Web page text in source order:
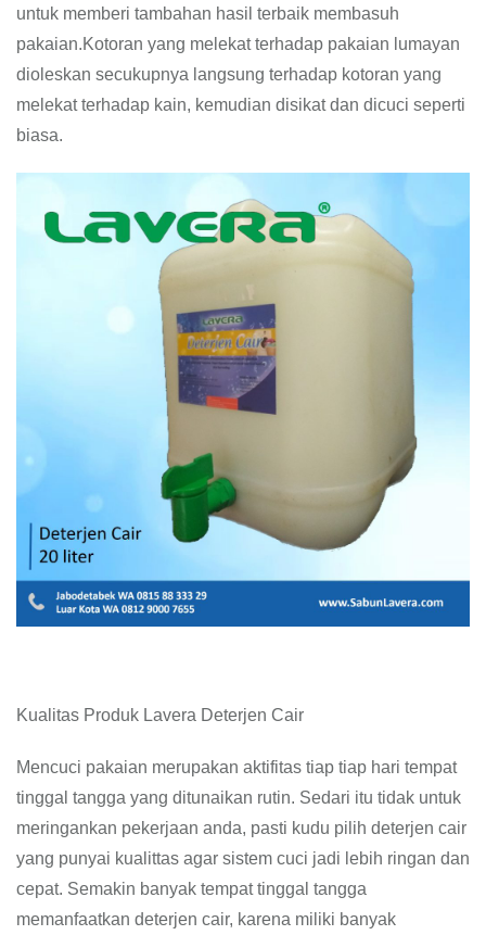
untuk memberi tambahan hasil terbaik membasuh
pakaian.Kotoran yang melekat terhadap pakaian lumayan
dioleskan secukupnya langsung terhadap kotoran yang
melekat terhadap kain, kemudian disikat dan dicuci seperti
biasa.
Kualitas Produk Lavera Deterjen Cair
Mencuci pakaian merupakan aktifitas tiap tiap hari tempat
tinggal tangga yang ditunaikan rutin. Sedari itu tidak untuk
meringankan pekerjaan anda, pasti kudu pilih deterjen cair
yang punyai kualittas agar sistem cuci jadi lebih ringan dan
cepat. Semakin banyak tempat tinggal tangga
memanfaatkan deterjen cair, karena miliki banyak